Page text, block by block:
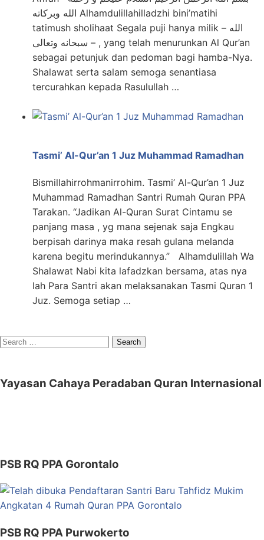
الله وبركاته Alhamdulillahilladzhi bini’matihi
tatimush sholihaat Segala puji hanya milik الله –
سبحانه وتعالى – , yang telah menurunkan Al Qur’an
sebagai petunjuk dan pedoman bagi hamba-Nya.
Shalawat serta salam semoga senantiasa
tercurahkan kepada Rasulullah …
Tasmi’ Al-Qur’an 1 Juz Muhammad Ramadhan
Bismillahirrohmanirrohim. Tasmi’ Al-Qur’an 1 Juz
Muhammad Ramadhan Santri Rumah Quran PPA
Tarakan. “Jadikan Al-Quran Surat Cintamu se
panjang masa , yg mana sejenak saja Engkau
berpisah darinya maka resah gulana melanda
karena begitu merindukannya.” Alhamdulillah Wa
Shalawat Nabi kita lafadzkan bersama, atas nya
lah Para Santri akan melaksanakan Tasmi Quran 1
Juz. Semoga setiap …
Search
Yayasan Cahaya Peradaban Quran Internasional
PSB RQ PPA Gorontalo
PSB RQ PPA Purwokerto